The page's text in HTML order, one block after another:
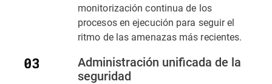
monitorización continua de los
procesos en ejecución para seguir el
ritmo de las amenazas más recientes.
Administración unificada de la
seguridad